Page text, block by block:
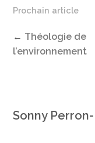
Prochain article
← Théologie de
l’environnement
Sonny